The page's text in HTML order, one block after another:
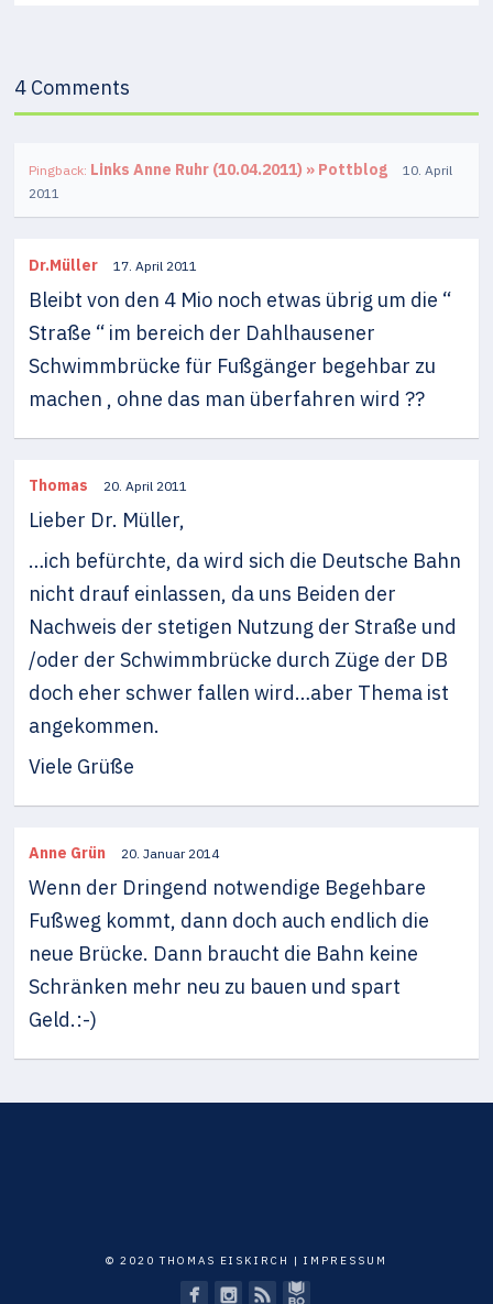
4 Comments
Pingback: Links Anne Ruhr (10.04.2011) » Pottblog
10. April
2011
Dr.Müller 17. April 2011
Bleibt von den 4 Mio noch etwas übrig um die “
Straße “ im bereich der Dahlhausener
Schwimmbrücke für Fußgänger begehbar zu
machen , ohne das man überfahren wird ??
Thomas 20. April 2011
Lieber Dr. Müller,
…ich befürchte, da wird sich die Deutsche Bahn
nicht drauf einlassen, da uns Beiden der
Nachweis der stetigen Nutzung der Straße und
/oder der Schwimmbrücke durch Züge der DB
doch eher schwer fallen wird…aber Thema ist
angekommen.
Viele Grüße
Anne Grün 20. Januar 2014
Wenn der Dringend notwendige Begehbare
Fußweg kommt, dann doch auch endlich die
neue Brücke. Dann braucht die Bahn keine
Schränken mehr neu zu bauen und spart
Geld.:-)
© 2020 THOMAS EISKIRCH | IMPRESSUM